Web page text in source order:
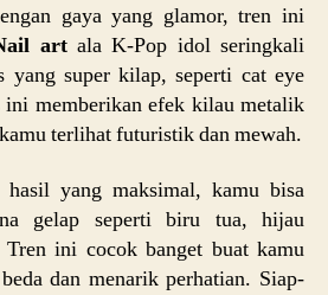
gaya yang glamor, tren ini
artala K-Pop idol seringkali
yang super kilap, seperti cat eye
ini memberikan efek kilau metalik
terlihat futuristik dan mewah.
hasil yang maksimal, kamu bisa
gelap seperti biru tua, hijau
ini cocok banget buat kamu
dan menarik perhatian. Siap-